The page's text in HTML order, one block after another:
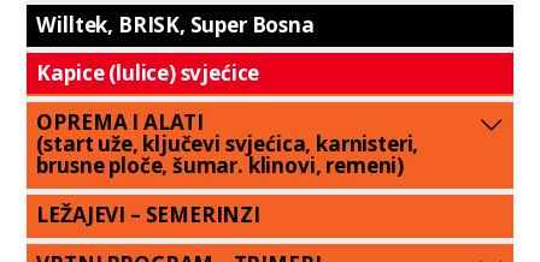
Willtek, BRISK, Super Bosna
Kapice (lulice) svjećice
OPREMA I ALATI
(start uže, ključevi svjećica, karnisteri,
brusne ploče, šumar. klinovi, remeni)
LEŽAJEVI – SEMERINZI